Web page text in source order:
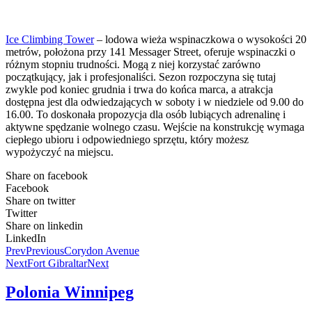
Ice Climbing Tower– lodowa wieża wspinaczkowa o wysokości 20
metrów, położona przy 141 Messager Street, oferuje wspinaczki o
różnym stopniu trudności. Mogą z niej korzystać zarówno
początkujący, jak i profesjonaliści. Sezon rozpoczyna się tutaj
zwykle pod koniec grudnia i trwa do końca marca, a atrakcja
dostępna jest dla odwiedzających w soboty i w niedziele od 9.00 do
16.00. To doskonała propozycja dla osób lubiących adrenalinę i
aktywne spędzanie wolnego czasu. Wejście na konstrukcję wymaga
ciepłego ubioru i odpowiedniego sprzętu, który możesz
wypożyczyć na miejscu.
Share on facebook
Facebook
Share on twitter
Twitter
Share on linkedin
LinkedIn
PrevPreviousCorydon Avenue
NextFort GibraltarNext
Polonia Winnipeg